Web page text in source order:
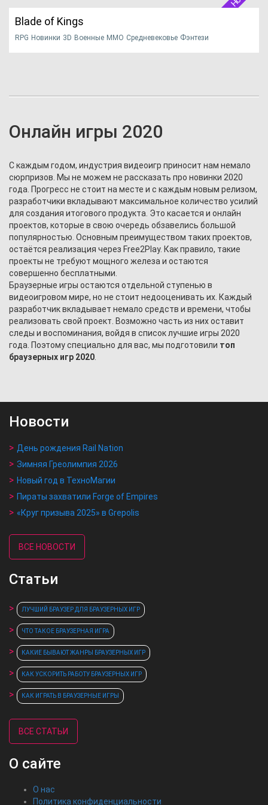
Blade of Kings
RPG Новинки 3D Военные MMO Средневековье Фэнтези
Зарубежные Пошаговые Мультяшные Многопользовательские
НАЧАТЬ ИГРУ
Официальный сайт
Онлайн игры 2020
С каждым годом, индустрия видеоигр приносит нам немало
сюрпризов. Мы не можем не рассказать про новинки 2020
года. Прогресс не стоит на месте и с каждым новым релизом,
разработчики вкладывают максимальное количество усилий
для создания итогового продукта. Это касается и онлайн
проектов, которые в свою очередь обзавелись большой
популярностью. Основным преимуществом таких проектов,
остаётся реализация через Free2Play. Как правило, такие
проекты не требуют мощного железа и остаются
совершенно бесплатными.
Браузерные игры остаются отдельной ступенью в
видеоигровом мире, но не стоит недооценивать их. Каждый
разработчик вкладывает немало средств и времени, чтобы
реализовать свой проект. Возможно часть из них оставит
следы и воспоминания, войдя в список лучшие игры 2020
года. Поэтому специально для вас, мы подготовили топ
браузерных игр 2020
Новости
День рождения Rail Nation
Зимняя Греолимпия 2026
Новый год в ТехноМагии
Пираты захватили Forge of Empires
«Круг призыва 2025» в Grepolis
ВСЕ НОВОСТИ
Статьи
ЛУЧШИЙ БРАУЗЕР ДЛЯ БРАУЗЕРНЫХ ИГР
ЧТО ТАКОЕ БРАУЗЕРНАЯ ИГРА
КАКИЕ БЫВАЮТ ЖАНРЫ БРАУЗЕРНЫХ ИГР
КАК УСКОРИТЬ РАБОТУ БРАУЗЕРНЫХ ИГР
КАК ИГРАТЬ В БРАУЗЕРНЫЕ ИГРЫ
ВСЕ СТАТЬИ
О сайте
О нас
Политика конфиденциальности